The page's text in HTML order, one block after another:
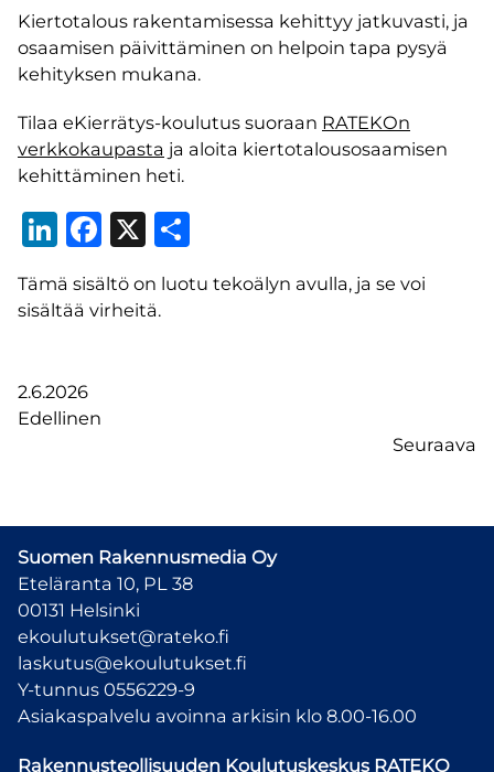
Kiertotalous rakentamisessa kehittyy jatkuvasti, ja
osaamisen päivittäminen on helpoin tapa pysyä
kehityksen mukana.
Tilaa eKierrätys-koulutus suoraan RATEKOn
verkkokaupasta ja aloita kiertotalousosaamisen
kehittäminen heti.
LinkedIn
Facebook
X
Tämä sisältö on luotu tekoälyn avulla, ja se voi
sisältää virheitä.
2.6.2026
Edellinen
Seuraava
Suomen Rakennusmedia Oy
Eteläranta 10, PL 38
00131 Helsinki
ekoulutukset@rateko.fi
laskutus@ekoulutukset.fi
Y-tunnus 0556229-9
Asiakaspalvelu avoinna arkisin klo 8.00-16.00
Rakennusteollisuuden Koulutuskeskus RATEKO